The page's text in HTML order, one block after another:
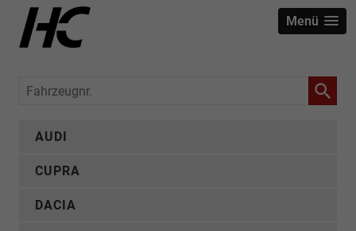
Menü
Fahrzeugnr.
AUDI
CUPRA
DACIA